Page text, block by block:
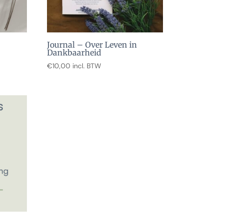
Journal – Over Leven in
Dankbaarheid
€10,00 incl. BTW